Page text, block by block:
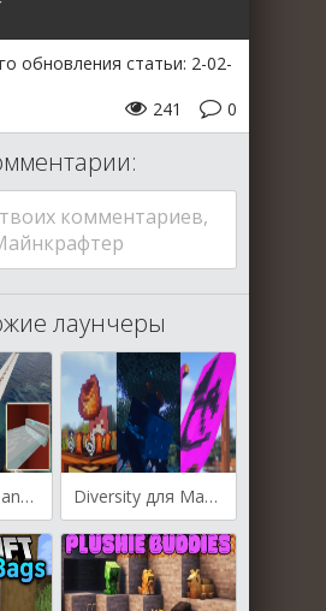
обновления статьи: 2-02-
0
241
комментариев,
лаунчеры
Laser Bridges and Doors для Майнкрафт [1.21.11, 1.21.10, 1.21.9] Diversity для Майнкрафт [1.21.11, 1.21.10, 1.21.8]